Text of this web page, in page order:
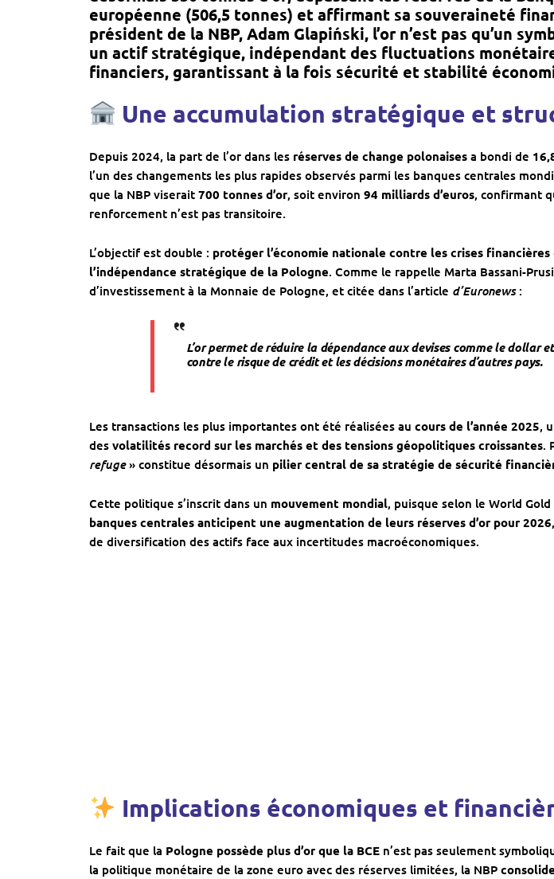
européenne (506,5 tonnes) et affirmant sa souveraineté
président de la NBP,Adam Glapiński, l’or n’est pas qu’un
un actif stratégique, indépendant des fluctuations
financiers, garantissant à la fois sécurité et stabilité
Une accumulation stratégique et
Depuis 2024, la part de l’or dans les réserves de change polonaises a bondi de
l’un des changements les plus rapides observés parmi les banques centrales
que la NBP viserait 700 tonnes d’or, soit environ 94 milliards d’euros, confirmant
renforcement n’est pas transitoire.
L’objectif est double : protéger l’économie nationale contre les crises financières
l’indépendance stratégique de la Pologne. Comme le rappelle Marta Bassani-
d’investissement à la Monnaie de Pologne, et citée dans l’article d’Euronews:
L’or permet de réduire la dépendance aux devises comme le dollar
contre le risque de crédit et les décisions monétaires d’autres pays.
Les transactions les plus importantes ont été réalisées au cours de l’année 2025,
des volatilités record sur les marchés et des tensions géopolitiques croissantes.
refuge» constitue désormais un pilier central de sa stratégie de sécurité
Cette politique s’inscrit dans un mouvement mondial, puisque selon le World Gold
banques centrales anticipent une augmentation de leurs réserves d’or pour 2026
de diversification des actifs face aux incertitudes macroéconomiques.
Implications économiques et
Le fait que la Pologne possède plus d’or que la BCE n’est pas seulement
la politique monétaire de la zone euro avec des réserves limitées, la NBP